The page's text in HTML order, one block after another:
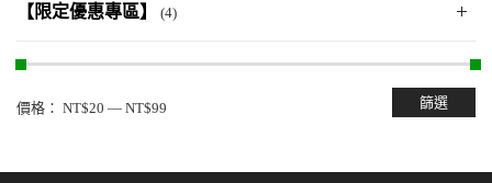
【限定優惠專區】 (4)
篩選
價格： NT$20 — NT$99